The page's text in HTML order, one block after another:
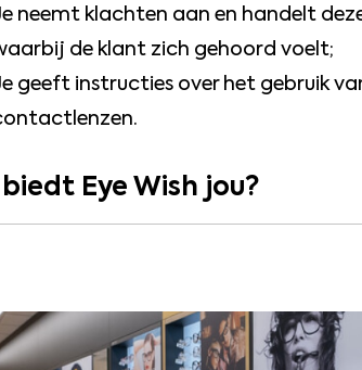
neemt klachten aan en handelt
de klant zich gehoord voelt;
geeft instructies over het gebruik
Eye Wish jou?
de beste in je vak te worden en om